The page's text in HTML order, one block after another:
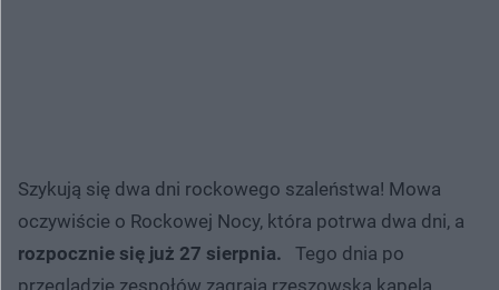
Szykują się dwa dni rockowego szaleństwa! Mowa
oczywiście o Rockowej Nocy, która potrwa dwa dni, a
rozpocznie się już 27 sierpnia.
Tego dnia po
przeglądzie zespołów zagrają rzeszowska kapela